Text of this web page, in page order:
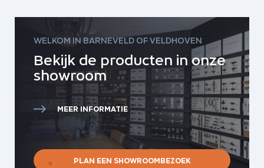
WELKOM IN BARNEVELD OF VELDHOVEN
Bekijk de producten in onze
showroom
MEER INFORMATIE
PLAN EEN SHOWROOMBEZOEK